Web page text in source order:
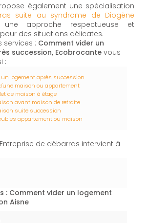
également une spécialisation
suite au syndrome de Diogène
approche respectueuse et
des situations délicates.
services : Comment vider un
succession, Ecobrocante vous
:
logement après succession
maison ou appartement
de maison à étage
avant maison de retraite
suite succession
appartement ou maison
de débarras intervient à
: Comment vider un logement
Aisne